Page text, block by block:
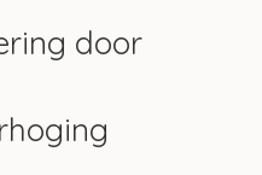
door